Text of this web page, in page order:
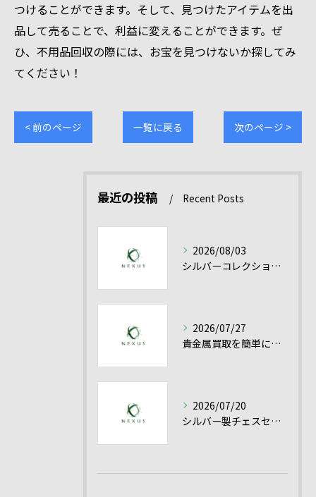
つけることができます。そして、見つけたアイテムを出
品して売ることで、利益に変えることができます。ぜ
ひ、不用品回収の際には、お宝を見つけないか探してみ
てください！
< 前のページ 一覧に戻る 次のページ >
最近の投稿 Recent Posts
2026/08/03
シルバーコレクション売却を愛知県で有利に進める貴金属シルバー買取の実践ポイント
2026/07/27
貴金属買取を簡単に成功させるシルバー買取と高額売却のコツ
2026/07/20
シルバー製チェスセット買取を愛知県で高く売るための査定ポイントと貴金属の評価基準